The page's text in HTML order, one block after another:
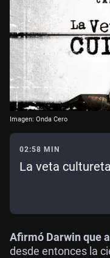
Imagen: Onda Cero
02:58 MIN
La veta
Afirmó Darwin que
desde entonces la